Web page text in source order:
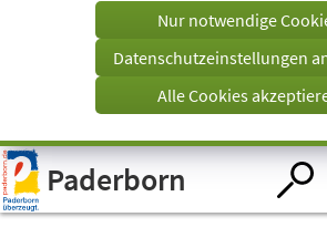
Visuelle
Assistenzsoftware
öffnen.
einem
Tab)
Nur notwendige
Datenschutzeinstellungen
Alle Cookies
Paderborn